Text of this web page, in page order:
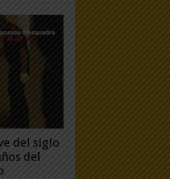
del siglo
del